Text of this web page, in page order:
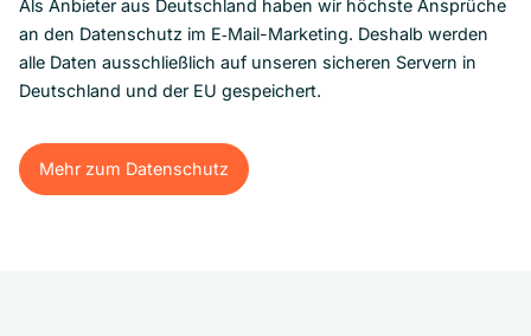
Als Anbieter aus Deutschland haben wir höchste Ansprüche
an den Datenschutz im E‑Mail-Marketing. Deshalb werden
alle Daten ausschließlich auf unseren sicheren Servern in
Deutschland und der EU gespeichert.
Mehr zum Datenschutz
Mehr zum Datenschutz